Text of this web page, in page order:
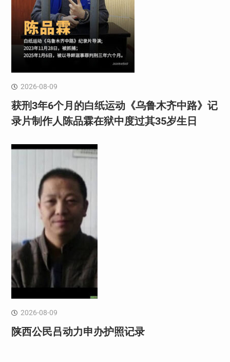
2026-08-09
获刑3年6个月的白纸运动《乌鲁木齐中路》记
录片制作人陈品霖在狱中度过其35岁生日
2026-08-09
陕西公民吕动力申办护照记录